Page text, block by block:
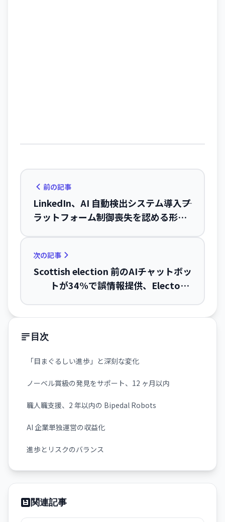
前の記事
LinkedIn、AI 自動検出システム導入――プ
ラットフォーム制御喪失を認める形で
次の記事
Scottish election 前のAIチャットボッ
トが34%で誤情報提供、Electoral
目次
「目まぐるしい進歩」と深刻な変化
ノーベル賞級の発見をサポート、12 ヶ月以内
職人職支援、2 年以内の Bipedal Robots
AI 企業単独運営の収益化
進歩とリスクのバランス
関連記事